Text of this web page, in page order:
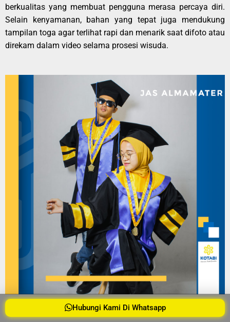
Hubungi Kami Di Whatsapp
berkualitas yang membuat pengguna merasa percaya diri.
Selain kenyamanan, bahan yang tepat juga mendukung
tampilan toga agar terlihat rapi dan menarik saat difoto atau
direkam dalam video selama prosesi wisuda.